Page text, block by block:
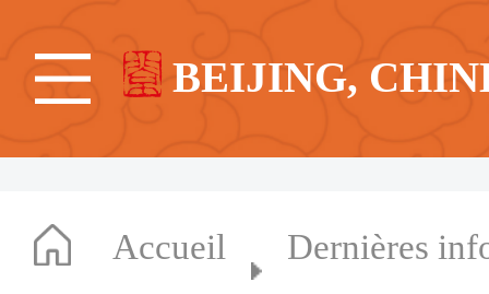
BEIJING,
Accueil Dernières